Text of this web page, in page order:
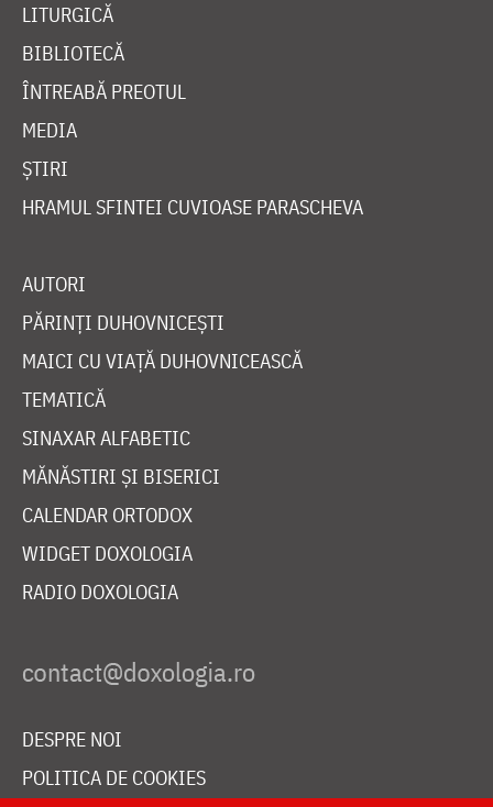
LITURGICĂ
BIBLIOTECĂ
ÎNTREABĂ PREOTUL
MEDIA
ȘTIRI
HRAMUL SFINTEI CUVIOASE PARASCHEVA
AUTORI
PĂRINȚI DUHOVNICEȘTI
MAICI CU VIAȚĂ DUHOVNICEASCĂ
TEMATICĂ
SINAXAR ALFABETIC
MĂNĂSTIRI ȘI BISERICI
CALENDAR ORTODOX
WIDGET DOXOLOGIA
RADIO DOXOLOGIA
DESPRE NOI
POLITICA DE COOKIES